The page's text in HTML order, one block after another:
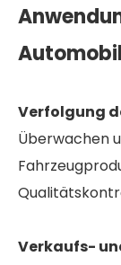
Verfolgung
Überwachen
Verkaufs-